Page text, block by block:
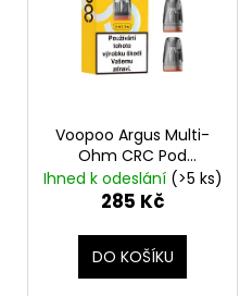
Voopoo Argus Multi-
Ohm CRC Pod
Cartridge 2ml 3ks
Ihned k odeslání (>5 ks)
285 Kč
DO KOŠÍKU
HLEDAT